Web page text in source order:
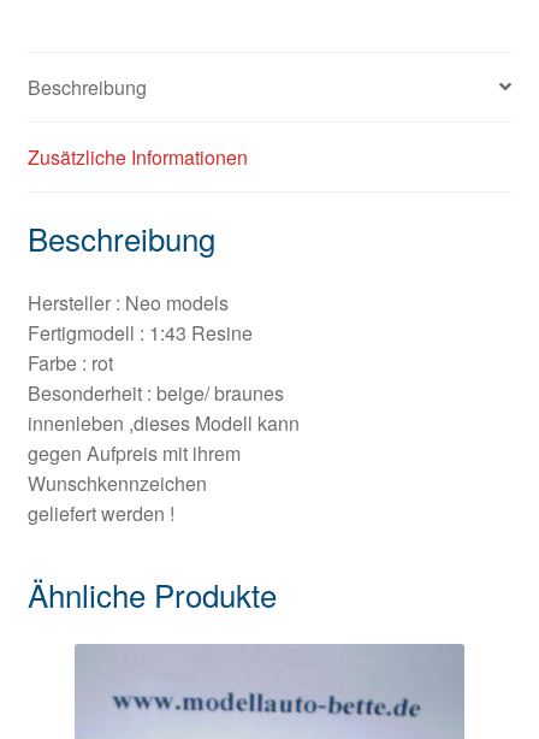
Beschreibung
Zusätzliche Informationen
Beschreibung
Hersteller : Neo models
Fertigmodell : 1:43 Resine
Farbe : rot
Besonderheit : beige/ braunes
innenleben ,dieses Modell kann
gegen Aufpreis mit ihrem
Wunschkennzeichen
geliefert werden !
Ähnliche Produkte